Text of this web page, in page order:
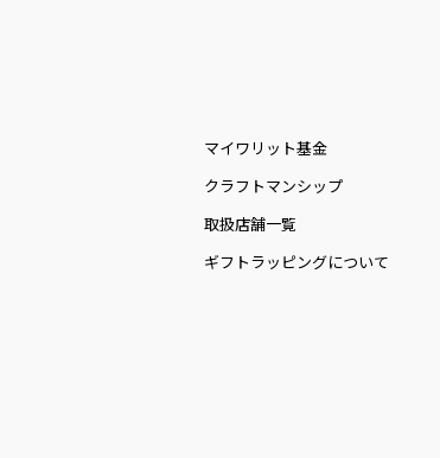
マイワリット基金
クラフトマンシップ
取扱店舗一覧
ギフトラッピングについて